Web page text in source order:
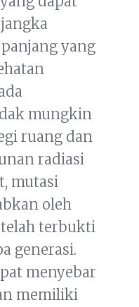
yang
mungkin
ruang dan
radiasi
mutasi
oleh
terbukti
generasi.
menyebar
memiliki